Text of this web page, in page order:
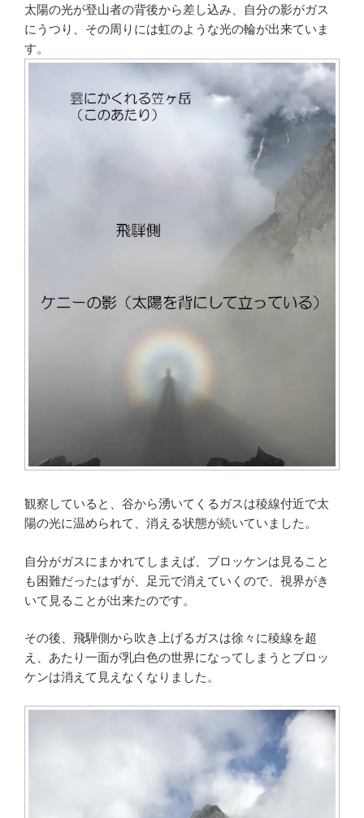
太陽の光が登山者の背後から差し込み、自分の影がガス
にうつり、その周りには虹のような光の輪が出来ていま
す。
観察していると、谷から湧いてくるガスは稜線付近で太
陽の光に温められて、消える状態が続いていました。
自分がガスにまかれてしまえば、ブロッケンは見ること
も困難だったはずが、足元で消えていくので、視界がき
いて見ることが出来たのです。
その後、飛騨側から吹き上げるガスは徐々に稜線を超
え、あたり一面が乳白色の世界になってしまうとブロッ
ケンは消えて見えなくなりました。